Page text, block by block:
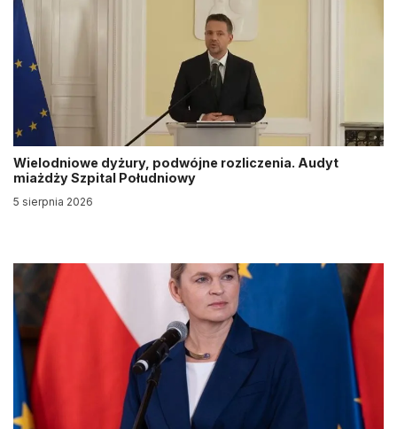
Wielodniowe dyżury, podwójne rozliczenia. Audyt
miażdży Szpital Południowy
5 sierpnia 2026